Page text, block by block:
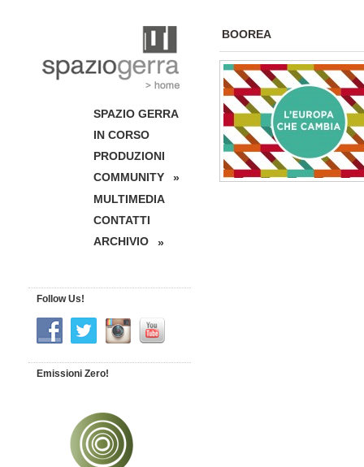
BOOREA
SPAZIO GERRA
IN CORSO
PRODUZIONI
COMMUNITY
»
MULTIMEDIA
CONTATTI
ARCHIVIO
»
Follow Us!
Emissioni Zero!